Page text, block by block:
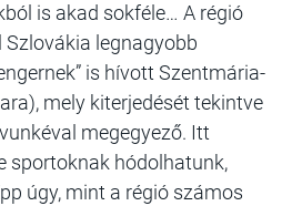
is akad sokféle… A régió
Szlovákia legnagyobb
is hívott Szentmária-
mely kiterjedését tekintve
megegyező. Itt
sportoknak hódolhatunk,
úgy, mint a régió számos